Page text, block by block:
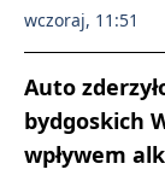
wczoraj, 11:51
Auto
bydgoskich
wpływem